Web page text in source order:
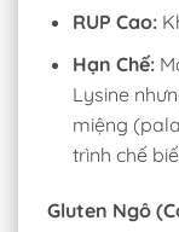
RUP Cao:
Hạn Chế:
Lysine
miệng
trình chế
Gluten Ngô